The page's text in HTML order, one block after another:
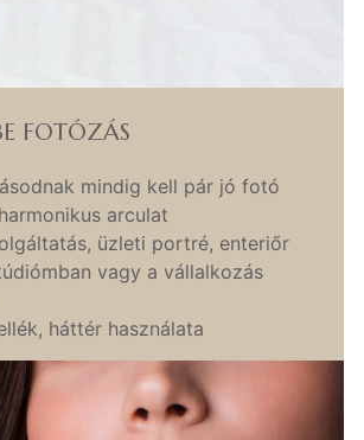
FOTÓZÁS
mindig kell pár jó fotó
arculat
üzleti portré, enteriőr
vagy a vállalkozás
háttér használata